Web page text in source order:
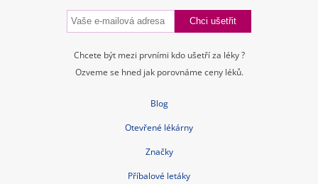
Chcete být mezi prvními kdo ušetří za léky ?
Ozveme se hned jak porovnáme ceny léků.
Blog
Otevřené lékárny
Značky
Příbalové letáky